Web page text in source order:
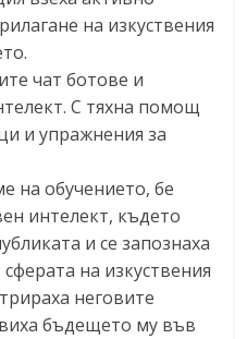
на изкуствения
чат ботове и
С тяхна помощ
и упражнения за
на обучението, бе
интелект, където
и се запознаха
на изкуствения
неговите
бъдещето му във